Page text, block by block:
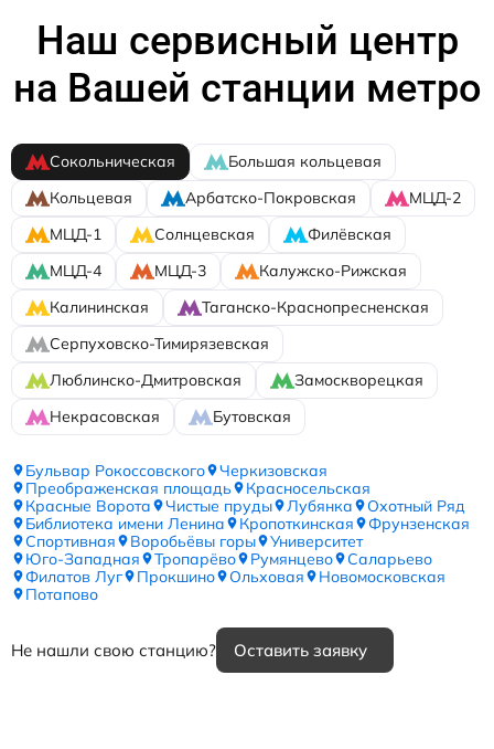
Наш сервисный центр
на Вашей станции метро
Сокольническая
Большая кольцевая
Кольцевая
Арбатско-Покровская
МЦД-2
МЦД-1
Солнцевская
Филёвская
МЦД-4
МЦД-3
Калужско-Рижская
Калининская
Таганско-Краснопресненская
Серпуховско-Тимирязевская
Люблинско-Дмитровская
Замоскворецкая
Некрасовская
Бутовская
Бульвар Рокоссовского
Черкизовская
Преображенская площадь
Красносельская
Красные Ворота
Чистые пруды Лубянка
Охотный Ряд
Библиотека имени Ленина
Кропоткинская
Фрунзенская
Спортивная
Воробьёвы горы
Университет
Юго-Западная
Тропарёво Румянцево
Саларьево
Филатов Луг
Прокшино Ольховая
Новомосковская
Потапово
Не нашли свою станцию? Оставить заявку